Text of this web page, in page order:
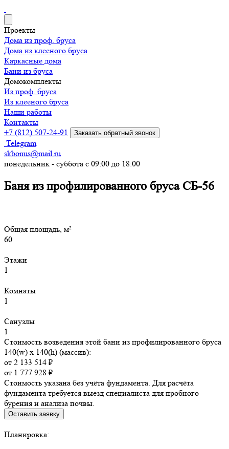
Проекты
Дома из проф. бруса
Дома из клееного бруса
Каркасные дома
Бани из бруса
Домокомплекты
Из проф. бруса
Из клееного бруса
Наши работы
Контакты
+7 (812) 507-24-91
Заказать обратный звонок
Telegram
skbonus@mail.ru
понедельник - суббота с 09:00 до 18:00
Баня из профилированного бруса СБ-56
Общая площадь, м²
60
Этажи
1
Комнаты
1
Санузлы
1
Стоимость возведения этой бани из профилированного бруса
140(w) x 140(h) (массив):
от 2 133 514 ₽
от 1 777 928 ₽
Стоимость указана без учёта фундамента. Для расчёта
фундамента требуется выезд специалиста для пробного
бурения и анализа почвы.
Оставить заявку
Планировка: